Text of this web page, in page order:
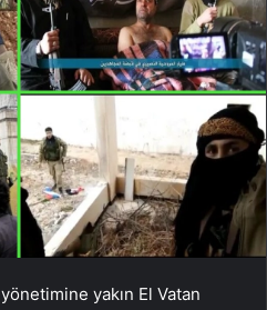
yakın El Vatan